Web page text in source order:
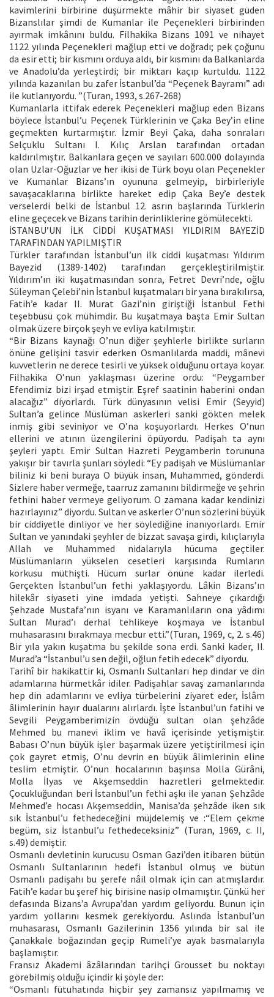
kavimlerini birbirine düşürmekte mâhir bir siyaset güden
Bizanslılar şimdi de Kumanlar ile Peçenekleri birbirinden
ayırmak imkânını buldu. Filhakika Bizans 1091 ve nihayet
1122 yılında Peçenekleri mağlup etti ve doğradı; pek çoğunu
da esir etti; bir kısmını orduya aldı, bir kısmını da Balkanlarda
ve Anadolu’da yerleştirdi; bir miktarı kaçıp kurtuldu. 1122
yılında kazanılan bu zafer İstanbul’da “Peçenek Bayramı” adı
ile kutlanıyordu. ”(Turan, 1993, s.267-268)
Kumanlarla ittifak ederek Peçenekleri mağlup eden Bizans
böylece İstanbul’u Peçenek Türklerinin ve Çaka Bey’in eline
geçmekten kurtarmıştır. İzmir Beyi Çaka, daha sonraları
Selçuklu Sultanı I. Kılıç Arslan tarafından ortadan
kaldırılmıştır. Balkanlara geçen ve sayıları 600.000 dolayında
olan Uzlar-Oğuzlar ve her ikisi de Türk boyu olan Peçenekler
ve Kumanlar Bizans’ın oyununa gelmeyip, birbirleriyle
savaşacaklarına birlikte hareket edip Çaka Bey’e destek
verselerdi belki de İstanbul 12. asrın başlarında Türklerin
eline geçecek ve Bizans tarihin derinliklerine gömülecekti.
İSTANBU’UN İLK CİDDİ KUŞATMASI YILDIRIM BAYEZİD
TARAFINDAN YAPILMIŞTIR
Türkler tarafından İstanbul’un ilk ciddi kuşatması Yıldırım
Bayezid (1389-1402) tarafından gerçekleştirilmiştir.
Yıldırım’ın iki kuşatmasından sonra, Fetret Devri’nde, oğlu
Süleyman Çelebi’nin İstanbul kuşatmaları bir yana bırakılırsa,
Fatih’e kadar II. Murat Gazi’nin giriştiği İstanbul Fethi
teşebbüsü çok mühimdir. Bu kuşatmaya başta Emir Sultan
olmak üzere birçok şeyh ve evliya katılmıştır.
“Bir Bizans kaynağı O’nun diğer şeyhlerle birlikte surların
önüne gelişini tasvir ederken Osmanlılarda maddi, mânevi
kuvvetlerin ne derece tesirli ve yüksek olduğunu ortaya koyar.
Filhakika O’nun yaklaşması üzerine ordu: “Peygamber
Efendimiz bizi irşad etmiştir. Eşref saatinin haberini ondan
alacağız” diyorlardı. Türk dünyasının velisi Emir (Seyyid)
Sultan’a gelince Müslüman askerleri sanki gökten melek
inmiş gibi seviniyor ve O’na koşuyorlardı. Herkes O’nun
ellerini ve atının üzengilerini öpüyordu. Padişah ta aynı
şeyleri yaptı. Emir Sultan Hazreti Peygamberin torununa
yakışır bir tavırla şunları söyledi: “Ey padişah ve Müslümanlar
biliniz ki beni buraya O büyük insan, Muhammed, gönderdi.
Sizlere haber vermeğe, taarruz zamanını bildirmeğe ve şehrin
fethini haber vermeye geliyorum. O zamana kadar kendinizi
hazırlayınız” diyordu. Sultan ve askerler O’nun sözlerini büyük
bir ciddiyetle dinliyor ve her söylediğine inanıyorlardı. Emir
Sultan ve yanındaki şeyhler de bizzat savaşa girdi, kılıçlarıyla
Allah ve Muhammed nidalarıyla hücuma geçtiler.
Müslümanların yükselen cesetleri karşısında Rumların
korkusu müthişti. Hücum surlar önüne kadar ilerledi.
Gerçekten İstanbul’un fethi yaklaşıyordu. Lâkin Bizans’ın
hilekâr siyaseti yine imdada yetişti. Sahneye çıkardığı
Şehzade Mustafa’nın isyanı ve Karamanlıların ona yâdımı
Sultan Murad’ı derhal tehlikeye koşmaya ve İstanbul
muhasarasını bırakmaya mecbur etti.”(Turan, 1969, c, 2. s.46)
Bir yıla yakın kuşatma bu şekilde sona erdi. Sanki kader, II.
Murad’a “İstanbul’u sen değil, oğlun fetih edecek” diyordu.
Tarihî bir hakikattir ki, Osmanlı Sultanları hep dindar ve din
adamlarına hürmetkâr idiler. Padişahlar savaş zamanlarında
hep din adamlarını ve evliya türbelerini ziyaret eder, İslâm
âlimlerinin hayır dualarını alırlardı. İşte İstanbul’un fatihi ve
Sevgili Peygamberimizin övdüğü sultan olan şehzâde
Mehmed bu manevi iklim ve havâ içerisinde yetişmiştir.
Babası O’nun büyük işler başarmak üzere yetiştirilmesi için
çok gayret etmiş, O’nu devrin en büyük âlimlerinin eline
teslim etmiştir. O’nun hocalarının başınsa Molla Gürâni,
Molla İlyas ve Akşemseddin hazretleri gelmektedir.
Çocukluğundan beri İstanbul’un fethi aşkı ile yanan Şehzâde
Mehmed’e hocası Akşemseddin, Manisa’da şehzâde iken sık
sık İstanbul’u fethedeceğini müjdelemiş ve :“Elem çekme
begüm, siz İstanbul’u fethedeceksiniz” (Turan, 1969, c. II,
s.49) demiştir.
Osmanlı devletinin kurucusu Osman Gazi’den itibaren bütün
Osmanlı Sultanlarının hedefi İstanbul olmuş ve bütün
Osmanlı padişahı bu şerefe nâil olmak için can atmışlardır.
Fatih’e kadar bu şeref hiç birisine nasip olmamıştır. Çünkü her
defasında Bizans’a Avrupa’dan yardım geliyordu. Bunun için
yardım yollarını kesmek gerekiyordu. Aslında İstanbul’un
muhasarası, Osmanlı Gazilerinin 1356 yılında bir sal ile
Çanakkale boğazından geçip Rumeli’ye ayak basmalarıyla
başlamıştır.
Fransız Akademi âzâlarından tarihçi Grousset bu noktayı
görebilmiş olduğu içindir ki şöyle der:
“Osmanlı fütuhatında hiçbir şey zamansız yapılmamış ve